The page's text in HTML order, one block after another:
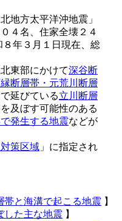
地方太平洋沖地震」
４名、住家全壊２４
年３月１日現在、総
東部にかけて深谷断
断層帯・元荒川断層
延びている立川断層
及ぼす可能性のある
発生する地震などが
策区域 」に指定され
帯と海溝で起こる地震 】
した主な地震 】